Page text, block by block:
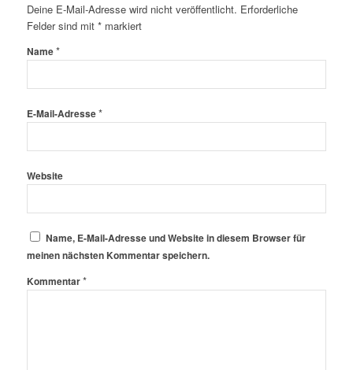
Deine E-Mail-Adresse wird nicht veröffentlicht. Erforderliche
Felder sind mit *markiert
Name*
E-Mail-Adresse*
Website
Name, E-Mail-Adresse und Website in diesem Browser für
meinen nächsten Kommentar speichern.
Kommentar*